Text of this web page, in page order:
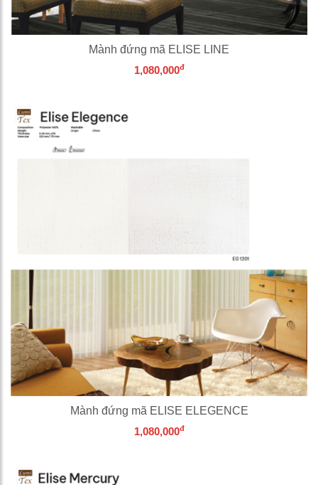
Mành đứng mã ELISE LINE
1,080,000đ
Mành đứng mã ELISE ELEGENCE
1,080,000đ